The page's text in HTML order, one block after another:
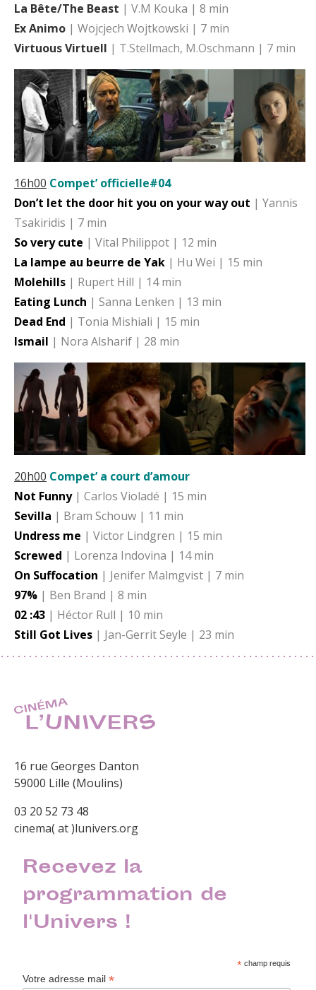
La Bête/The Beast | V.M Kouka | 8 min
Ex Animo | Wojcjech Wojtkowski | 7 min
Virtuous Virtuell | T.Stellmach, M.Oschmann | 7 min
16h00 Compet’ officielle#04
Don’t let the door hit you on your way out | Yannis
Tsakiridis | 7 min
So very cute | Vital Philippot | 12 min
La lampe au beurre de Yak | Hu Wei | 15 min
Molehills | Rupert Hill | 14 min
Eating Lunch | Sanna Lenken | 13 min
Dead End | Tonia Mishiali | 15 min
Ismail | Nora Alsharif | 28 min
20h00 Compet’ a court d’amour
Not Funny| Carlos Violadé | 15 min
Sevilla | Bram Schouw | 11 min
Undress me | Victor Lindgren | 15 min
Screwed | Lorenza Indovina | 14 min
On Suffocation | Jenifer Malmgvist | 7 min
97% | Ben Brand | 8 min
02 :43 | Héctor Rull | 10 min
Still Got Lives | Jan-Gerrit Seyle | 23 min
16 rue Georges Danton
59000 Lille (Moulins)
03 20 52 73 48
cinema( at )lunivers.org
Recevez la
programmation de
l'Univers !
* champ requis
Votre adresse mail*